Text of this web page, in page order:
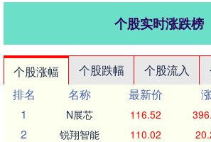
个股实时涨跌榜
个股涨幅 个股跌幅 个股流入
排名
名称 最新价
1
N展芯 116.52
2 锐翔智能 110.02